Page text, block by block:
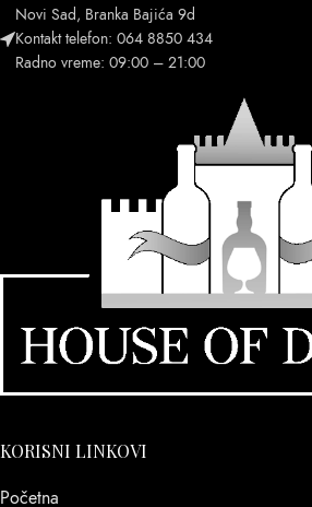
Novi Sad, Branka Bajića 9d
Kontakt telefon: 064 8850 434
Radno vreme: 09:00 – 21:00
KORISNI LINKOVI
Početna